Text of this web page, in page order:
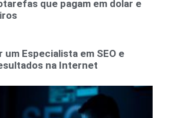
que pagam em dolar e
um Especialista em SEO e
na Internet